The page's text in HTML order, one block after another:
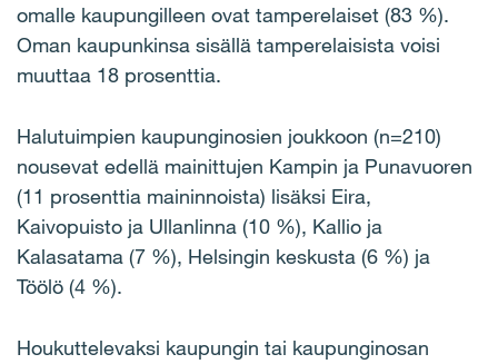
omalle kaupungilleen ovat tamperelaiset (83 %).
Oman kaupunkinsa sisällä tamperelaisista voisi
muuttaa 18 prosenttia.
Halutuimpien kaupunginosien joukkoon (n=210)
nousevat edellä mainittujen Kampin ja Punavuoren
(11 prosenttia maininnoista) lisäksi Eira,
Kaivopuisto ja Ullanlinna (10 %), Kallio ja
Kalasatama (7 %), Helsingin keskusta (6 %) ja
Töölö (4 %).
Houkuttelevaksi kaupungin tai kaupunginosan